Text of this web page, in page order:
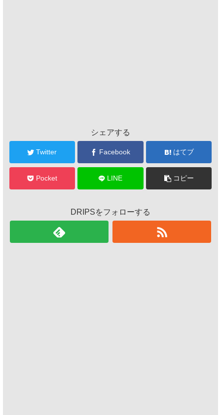
シェアする
Twitter Facebook はてブ
Pocket LINE コピー
DRIPSをフォローする